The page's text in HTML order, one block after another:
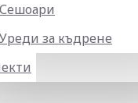
Сешоари
Уреди за къдрене